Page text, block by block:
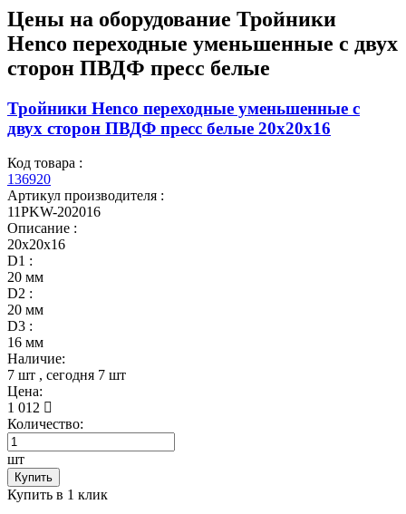
Цены на оборудование Тройники
Henco переходные уменьшенные с двух
сторон ПВДФ пресс белые
Тройники Henco переходные уменьшенные с
двух сторон ПВДФ пресс белые 20x20x16
Код товара :
136920
Артикул производителя :
11PKW-202016
Описание :
20x20x16
D1 :
20 мм
D2 :
20 мм
D3 :
16 мм
Наличие:
7 шт , сегодня 7 шт
Цена:
1 012
Количество:
шт
Купить
Купить в 1 клик